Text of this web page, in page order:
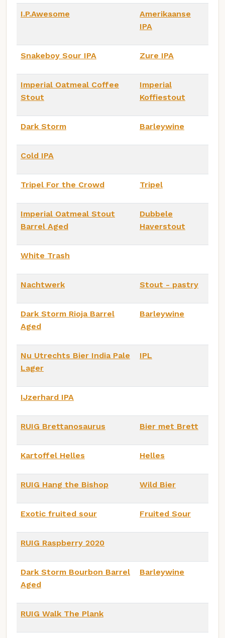
I.P.Awesome
Amerikaanse
IPA
Snakeboy Sour IPA Zure IPA
Imperial Oatmeal Coffee
Stout
Imperial
Koffiestout
Dark Storm Barleywine
Cold IPA
Tripel For the Crowd Tripel
Imperial Oatmeal Stout
Barrel Aged
Dubbele
Haverstout
White Trash
Nachtwerk Stout - pastry
Dark Storm Rioja Barrel
Aged
Barleywine
Nu Utrechts Bier India Pale
Lager
IPL
IJzerhard IPA
RUIG Brettanosaurus Bier met Brett
Kartoffel Helles Helles
RUIG Hang the Bishop Wild Bier
Exotic fruited sour Fruited Sour
RUIG Raspberry 2020
Dark Storm Bourbon Barrel
Aged
Barleywine
RUIG Walk The Plank